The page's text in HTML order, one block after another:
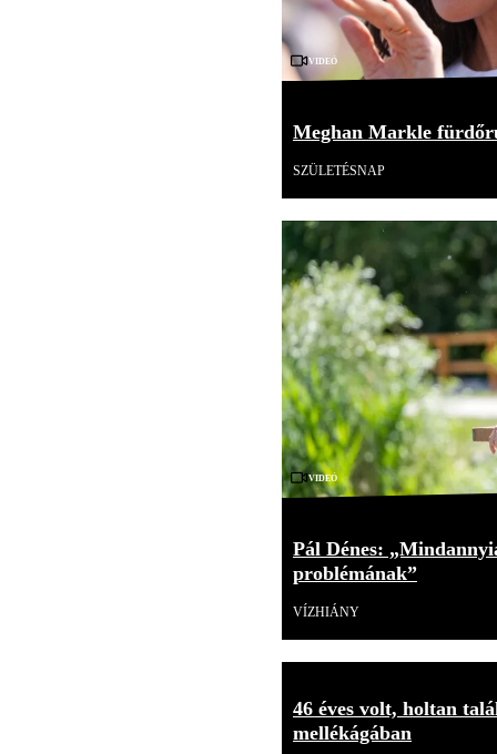
Videó
Meghan Markle
SZÜLETÉSNAP
Videó
Pál Dénes:
problémának”
VÍZHIÁNY
46 éves volt, holtan
mellékágában